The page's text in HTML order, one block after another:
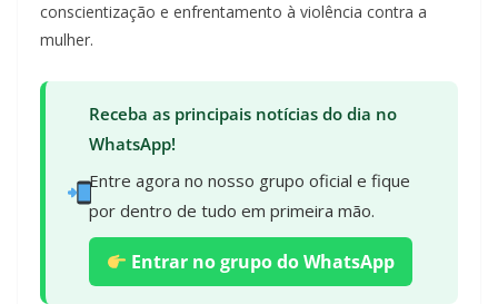
conscientização e enfrentamento à violência contra a
mulher.
Receba as principais notícias do dia no
WhatsApp!
Entre agora no nosso grupo oficial e fique
por dentro de tudo em primeira mão.
Entrar no grupo do WhatsApp